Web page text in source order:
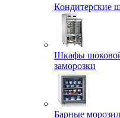
Кондитерские
Шкафы
заморозки
Барные